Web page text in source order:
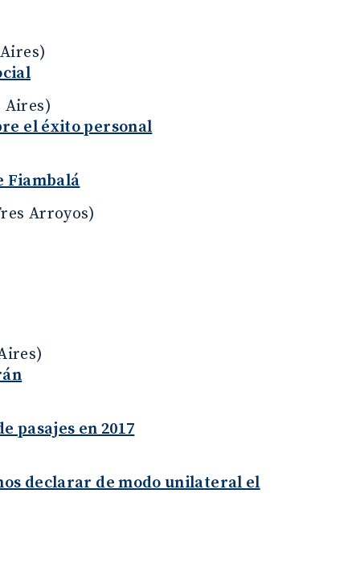
Aires)
el éxito personal
Fiambalá
Arroyos)
pasajes en 2017
declarar de modo unilateral el